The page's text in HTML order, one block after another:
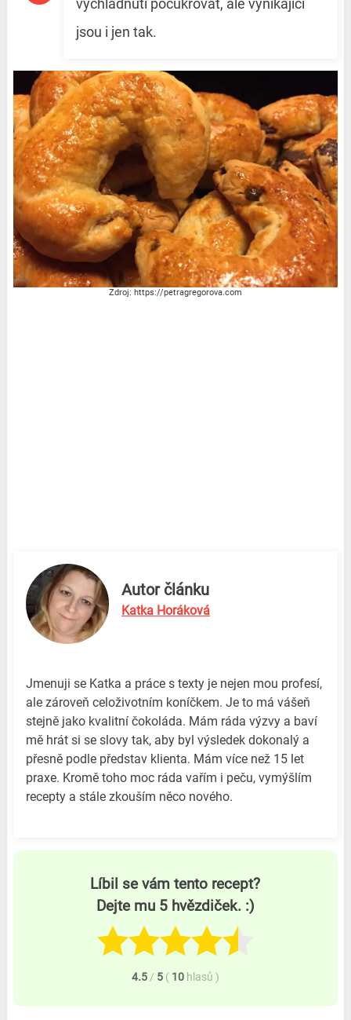
vychladnutí pocukrovat, ale vynikající
jsou i jen tak.
Zdroj: https://petragregorova.com
Autor článku
Katka Horáková
Jmenuji se Katka a práce s texty je nejen mou profesí,
ale zároveň celoživotním koníčkem. Je to má vášeň
stejně jako kvalitní čokoláda. Mám ráda výzvy a baví
mě hrát si se slovy tak, aby byl výsledek dokonalý a
přesně podle představ klienta. Mám více než 15 let
praxe. Kromě toho moc ráda vařím i peču, vymýšlím
recepty a stále zkouším něco nového.
Líbil se vám tento recept?
Dejte mu 5 hvězdiček. :)
4.5 / 5 ( 10 hlasů )